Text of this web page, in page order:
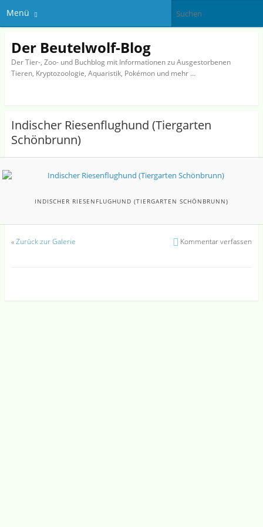
Menü
Der Beutelwolf-Blog
Der Tier-, Zoo- und Buchblog mit Informationen zu Ausgestorbenen
Tieren, Kryptozoologie, Aquaristik, Pokémon und mehr …
Indischer Riesenflughund (Tiergarten
Schönbrunn)
INDISCHER RIESENFLUGHUND (TIERGARTEN SCHÖNBRUNN)
«Zurück zur Galerie Kommentar verfassen